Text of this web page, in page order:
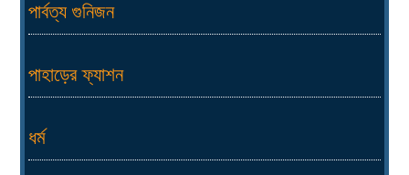
পার্বত্য গুনিজন
পাহাড়ের ফ্যাশন
ধর্ম